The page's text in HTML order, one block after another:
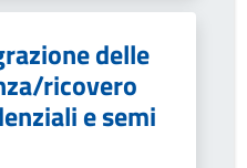
delle
ricovero
e semi